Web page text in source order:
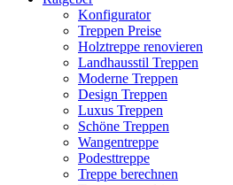
Konfigurator
Treppen Preise
Holztreppe renovieren
Landhausstil Treppen
Moderne Treppen
Design Treppen
Luxus Treppen
Schöne Treppen
Wangentreppe
Podesttreppe
Treppe berechnen